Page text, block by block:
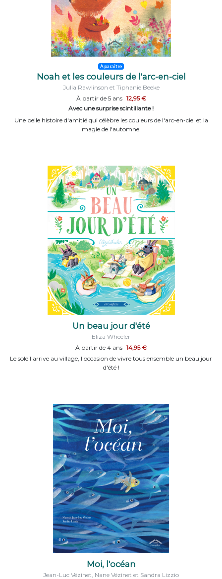
À paraître
Noah et les couleurs de l'arc-en-ciel
Julia Rawlinson et Tiphanie Beeke
À partir de 5 ans 12,95 €
Avec une surprise scintillante !
Une belle histoire d'amitié qui célèbre les couleurs de l'arc-en-ciel et la
magie de l'automne.
Un beau jour d'été
Eliza Wheeler
À partir de 4 ans 14,95 €
Le soleil arrive au village, l'occasion de vivre tous ensemble un beau jour
d'été !
Moi, l'océan
Jean-Luc Vézinet, Nane Vézinet et Sandra Lizzio